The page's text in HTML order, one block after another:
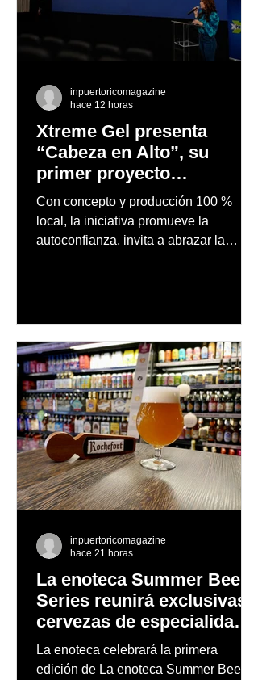
Xtreme Gel presenta
“Cabeza en Alto”, su
primer proyecto
audiovisual concebido y
producido completamente
en Puerto Rico
Con concepto y producción 100 %
local, la iniciativa promueve la
autoconfianza, invita a abrazar la
inpuertoricomagazine
hace 12 horas
La enoteca Summer Beer
Series reunirá exclusivas
cervezas de especialidad
en un evento abierto al
público
La enoteca celebrará la primera
edición de La enoteca Summer Beer
inpuertoricomagazine
hace 21 horas